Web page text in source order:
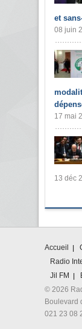
et
08 juin
17 mai
13 déc
Accueil
Radio
Jil FM
© 2026
Boulevard
021 23 08